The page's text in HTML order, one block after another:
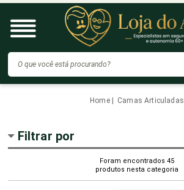
Home Camas Articuladas
Filtrar por
Foram encontrados 45
produtos nesta categoria